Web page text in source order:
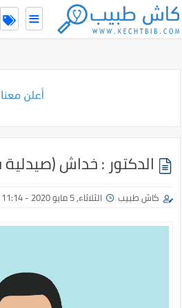
-->
≡
الدكتور : خداش
كاش طبيب الثلاثاء, 5 مايو 2020 - 11:14 ص